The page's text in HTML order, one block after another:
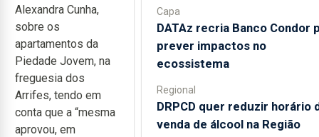
Alexandra Cunha,
sobre os
apartamentos da
Piedade Jovem, na
freguesia dos
Arrifes, tendo em
conta que a “mesma
aprovou, em
Capa
DATAz recria Banco Condor
prever impactos no
ecossistema
Regional
DRPCD quer reduzir horário
venda de álcool na Região